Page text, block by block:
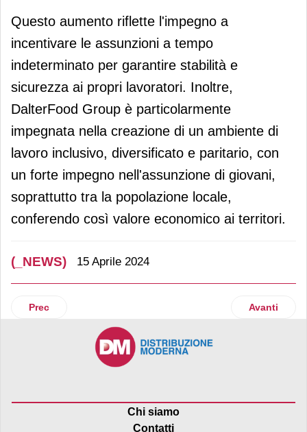
Questo aumento riflette l'impegno a
incentivare le assunzioni a tempo
indeterminato per garantire stabilità e
sicurezza ai propri lavoratori. Inoltre,
DalterFood Group è particolarmente
impegnata nella creazione di un ambiente di
lavoro inclusivo, diversificato e paritario, con
un forte impegno nell'assunzione di giovani,
soprattutto tra la popolazione locale,
conferendo così valore economico ai territori.
(_NEWS) 15 Aprile 2024
Articolo precedente: Primark riduce il costo di centinaia di
Prec Articolo
Avanti
Chi siamo
Contatti